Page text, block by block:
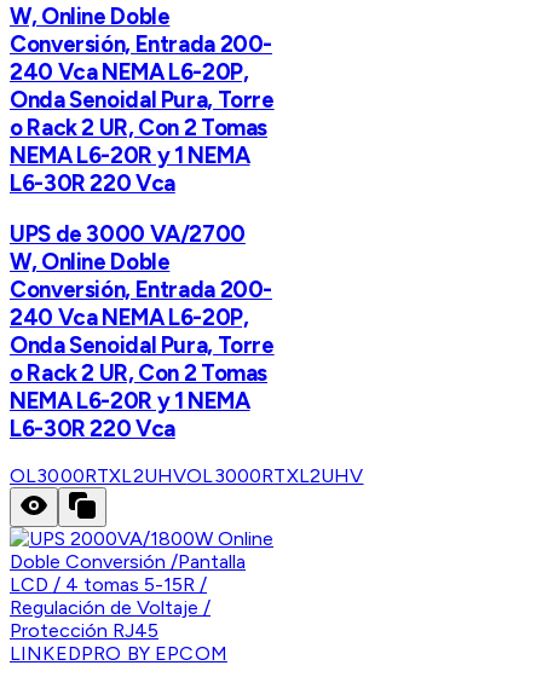
W, Online Doble
Conversión, Entrada 200-
240 Vca NEMA L6-20P,
Onda Senoidal Pura, Torre
o Rack 2 UR, Con 2 Tomas
NEMA L6-20R y 1 NEMA
L6-30R 220 Vca
UPS de 3000 VA/2700
W, Online Doble
Conversión, Entrada 200-
240 Vca NEMA L6-20P,
Onda Senoidal Pura, Torre
o Rack 2 UR, Con 2 Tomas
NEMA L6-20R y 1 NEMA
L6-30R 220 Vca
OL3000RTXL2UHVOL3000RTXL2UHV
LINKEDPRO BY EPCOM